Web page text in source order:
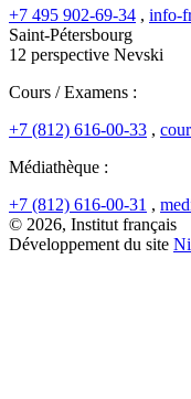
+7 495 902-69-34 , info-
Saint-Pétersbourg
12 perspective Nevski
Cours / Examens :
+7 (812) 616-00-33 ,
Médiathèque :
+7 (812) 616-00-31 ,
© 2026, Institut français
Développement du site